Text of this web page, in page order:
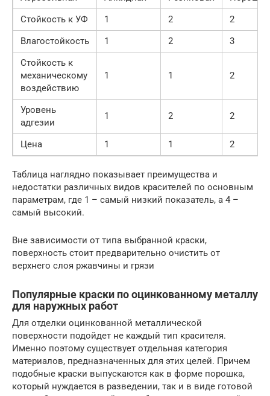
Стойкость к УФ
1 2
2
Влагостойкость
1 2
3
Стойкость к
механическому
воздействию
1 1 2
Уровень
адгезии
1 2 2
Цена 1 1 2
Таблица наглядно показывает преимущества и
недостатки различных видов красителей по основным
параметрам, где 1 – самый низкий показатель, а 4 –
самый высокий.
Вне зависимости от типа выбранной краски,
поверхность стоит предварительно очистить от
верхнего слоя ржавчины и грязи
Популярные краски по оцинкованному металлу
для наружных работ
Для отделки оцинкованной металлической
поверхности подойдет не каждый тип красителя.
Именно поэтому существует отдельная категория
материалов, предназначенных для этих целей. Причем
подобные краски выпускаются как в форме порошка,
который нуждается в разведении, так и в виде готовой